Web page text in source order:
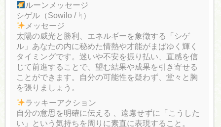
ルーンメッセージ
シゲル（Sowilo / ᛋ）
メッセージ
太陽の威光と勝利、エネルギーを象徴する「シゲ
ル」あなたの内に秘めた情熱や才能がまばゆく輝く
タイミングです。迷いや不安を振り払い、直感を信
じて前進することで、望む結果や成果を引き寄せる
ことができます。自分の可能性を疑わず、堂々と胸
を張りましょう。
ラッキーアクション
自分の意思を明確に伝える 、遠慮せずに「こうした
い」という気持ちを周りに素直に表現すること。